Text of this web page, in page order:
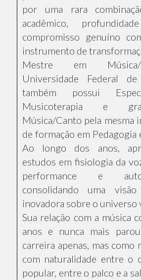
por uma rara
acadêmico,
compromisso genuíno
instrumento de
Mestre em
Universidade Federal
também possui
Musicoterapia e
Música/Canto pela mesma
de formação em Pedagogia
Ao longo dos anos,
estudos em fisiologia da
performance e
consolidando uma
inovadora sobre o universo
Sua relação com a música
anos e nunca mais
carreira apenas, mas como
com naturalidade entre o
popular, entre o palco e a